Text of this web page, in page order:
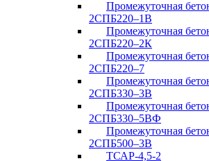
Промежуточная
2СПБ220–1В
Промежуточная
2СПБ220–2К
Промежуточная
2СПБ220–7
Промежуточная
2СПБ330–3В
Промежуточная
2СПБ330–5ВФ
Промежуточная
2СПБ500–3В
ТСАР-4,5-2